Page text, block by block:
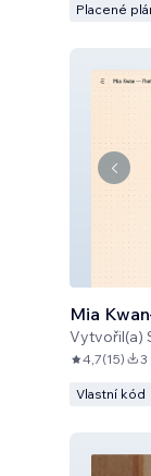
Placené
Mia
Vytvořil(a)
4,7(15) 3
Vlastní kód